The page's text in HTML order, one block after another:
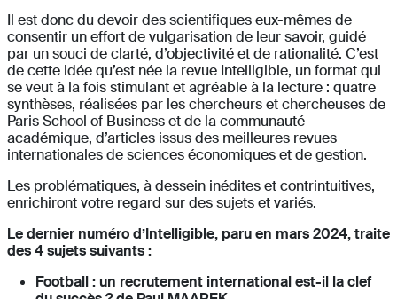
Il est donc du devoir des scientifiques eux-mêmes de
consentir un effort de vulgarisation de leur savoir, guidé
par un souci de clarté, d’objectivité et de rationalité. C’est
de cette idée qu’est née la revue Intelligible, un format qui
se veut à la fois stimulant et agréable à la lecture : quatre
synthèses, réalisées par les chercheurs et chercheuses de
Paris School of Business et de la communauté
académique, d’articles issus des meilleures revues
internationales de sciences économiques et de gestion.
Les problématiques, à dessein inédites et contrintuitives,
enrichiront votre regard sur des sujets et variés.
Le dernier numéro d’Intelligible, paru en mars 2024, traite
des 4 sujets suivants :
Football : un recrutement international est-il la clef